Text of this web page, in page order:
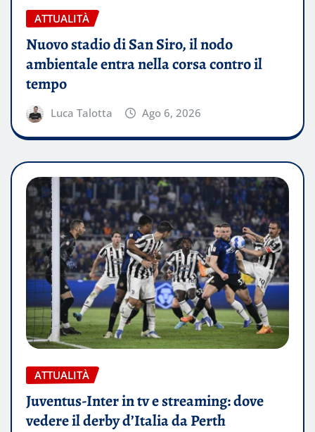
ATTUALITÀ
Nuovo stadio di San Siro, il nodo
ambientale entra nella corsa contro il
tempo
Luca Talotta Ago 6, 2026
ATTUALITÀ
Juventus-Inter in tv e streaming: dove
vedere il derby d’Italia da Perth